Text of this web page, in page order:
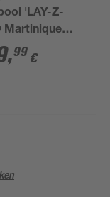
'LAY-Z-
Martinique
Hibiskus 180 x
mit App
,99 €